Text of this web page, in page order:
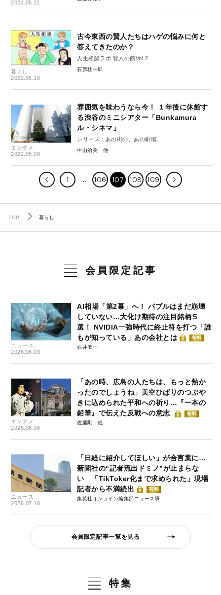
2022.05.11
暮らし
2022.05.10
古今東西の賢人たちはハゲの悩みに何と
答えてきたのか？
人生相談ラボ 賢人の館Vol.2
石原壮一郎
エンタメ
2022.05.08
雰囲気を味わうなら今！ １年後に休館す
る渋谷のミニシアター「Bunkamura
ル・シネマ」
シリーズ：あの街の、あの劇場。
中山治美
1 106 107 108 109
TOP 暮らし
会員限定記事
ニュース
2026.08.03
AI相場「第2幕」へ！ バブルはまだ崩壊
していない…大化け期待の注目銘柄５
選！ NVIDIA一強時代に終止符を打つ「誰
もが知っている」あの会社とは
有料
石井僚一
エンタメ
2025.08.06
「あの時、広島の人たちは、もっと熱か
ったのでしょうね」美空ひばりのつぶや
きに込められた平和への祈り…『一本の
鉛筆』で伝えた反戦への意志
有料
佐藤剛
ニュース
2026.07.18
「日経に紹介してほしい」が合言葉に…
新聞社の“記者流出ドミノ”が止まらな
い 「TikToker化まで求められた」現場
記者から不満続出
有料
集英社オンライン編集部ニュース班
会員限定記事一覧を見る
特集